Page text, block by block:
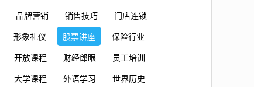
品牌营销 销售技巧 门店连锁
形象礼仪 股票讲座 保险行业
开放课程 财经郎眼 员工培训
大学课程 外语学习 世界历史